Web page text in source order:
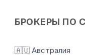
БРОКЕРЫ ПО
🇦🇺 Австралия